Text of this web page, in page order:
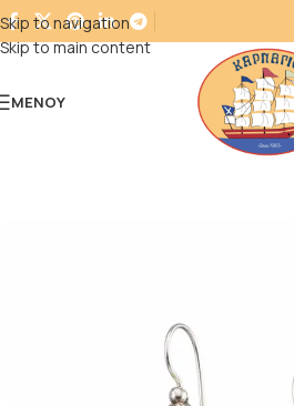
Skip to navigation
Skip to main content
ΜΕΝΟΎ